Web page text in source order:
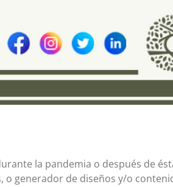
la pandemia o después de
generador de diseños y/o